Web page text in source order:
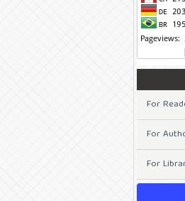
For
For
For